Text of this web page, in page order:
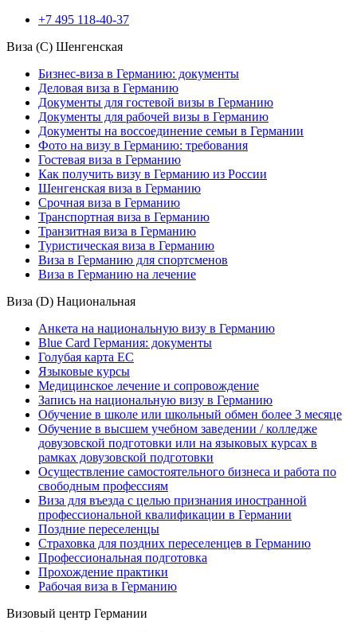
+7 495 118-40-37
Виза (C) Шенгенская
Бизнес-виза в Германию: документы
Деловая виза в Германию
Документы для гостевой визы в Германию
Документы для рабочей визы в Германию
Документы на воссоединение семьи в Германии
Фото на визу в Германию: требования
Гостевая виза в Германию
Как получить визу в Германию из России
Шенгенская виза в Германию
Срочная виза в Германию
Транспортная виза в Германию
Транзитная виза в Германию
Туристическая виза в Германию
Виза в Германию для спортсменов
Виза в Германию на лечение
Виза (D) Национальная
Анкета на национальную визу в Германию
Blue Card Германия: документы
Голубая карта ЕС
Языковые курсы
Медицинское лечение и сопровождение
Запись на национальную визу в Германию
Обучение в школе или школьный обмен более 3 месяце
Обучение в высшем учебном заведении / колледже
довузовской подготовки или на языковых курсах в
рамках довузовской подготовки
Осуществление самостоятельного бизнеса и работа по
свободным профессиям
Виза для въезда с целью признания иностранной
профессиональной квалификации в Германии
Поздние переселенцы
Страховка для поздних переселенцев в Германию
Профессиональная подготовка
Прохождение практики
Рабочая виза в Германию
Визовый центр Германии